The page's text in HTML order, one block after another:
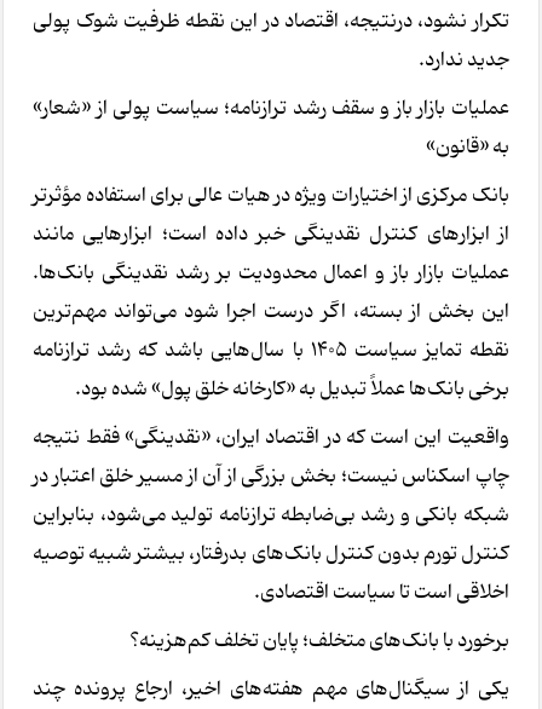
تکرار نشود، درنتیجه، اقتصاد در این نقطه ظرفیت شوک پولی
جدید ندارد.
عملیات بازار باز و سقف رشد ترازنامه؛ سیاست پولی از «شعار»
به «قانون»
بانک مرکزی از اختیارات ویژه در هیات عالی برای استفاده مؤثرتر
از ابزارهای کنترل نقدینگی خبر داده است؛ ابزارهایی مانند
عملیات بازار باز و اعمال محدودیت بر رشد نقدینگی بانک‌ها.
این بخش از بسته، اگر درست اجرا شود می‌تواند مهم‌ترین
نقطه تمایز سیاست 1405 با سال‌هایی باشد که رشد ترازنامه
برخی بانک‌ها عملاً تبدیل به «کارخانه خلق پول» شده بود.
واقعیت این است که در اقتصاد ایران، «نقدینگی» فقط نتیجه
چاپ اسکناس نیست؛ بخش بزرگی از آن از مسیر خلق اعتبار در
شبکه بانکی و رشد بی‌ضابطه ترازنامه تولید می‌شود، بنابراین
کنترل تورم بدون کنترل بانک‌های بدرفتار، بیشتر شبیه توصیه
اخلاقی است تا سیاست اقتصادی.
برخورد با بانک‌های متخلف؛ پایان تخلف کم‌هزینه؟
یکی از سیگنال‌های مهم هفته‌های اخیر، ارجاع پرونده چند